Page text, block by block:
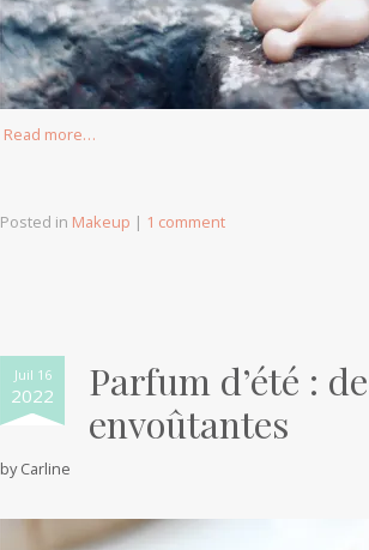
Read more…
Posted in Makeup | 1 comment
Juil 16
2022
Parfum d’été :
envoûtantes
byCarline